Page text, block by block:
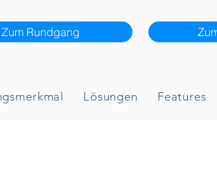
Zum Rundgang
Lösungen Features